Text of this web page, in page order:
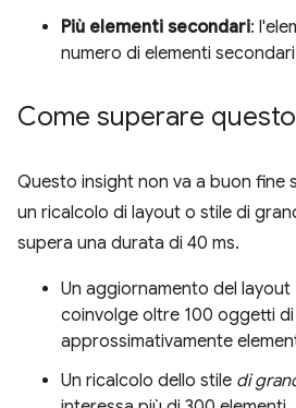
Più elementi secondari:
numero di elementi
Come superare
Questo insight non va a buon fine
un ricalcolo di layout o stile di
supera una durata di 40 ms.
Un aggiornamento del layout
coinvolge oltre 100 oggetti
approssimativamente
Un ricalcolo dello stile di